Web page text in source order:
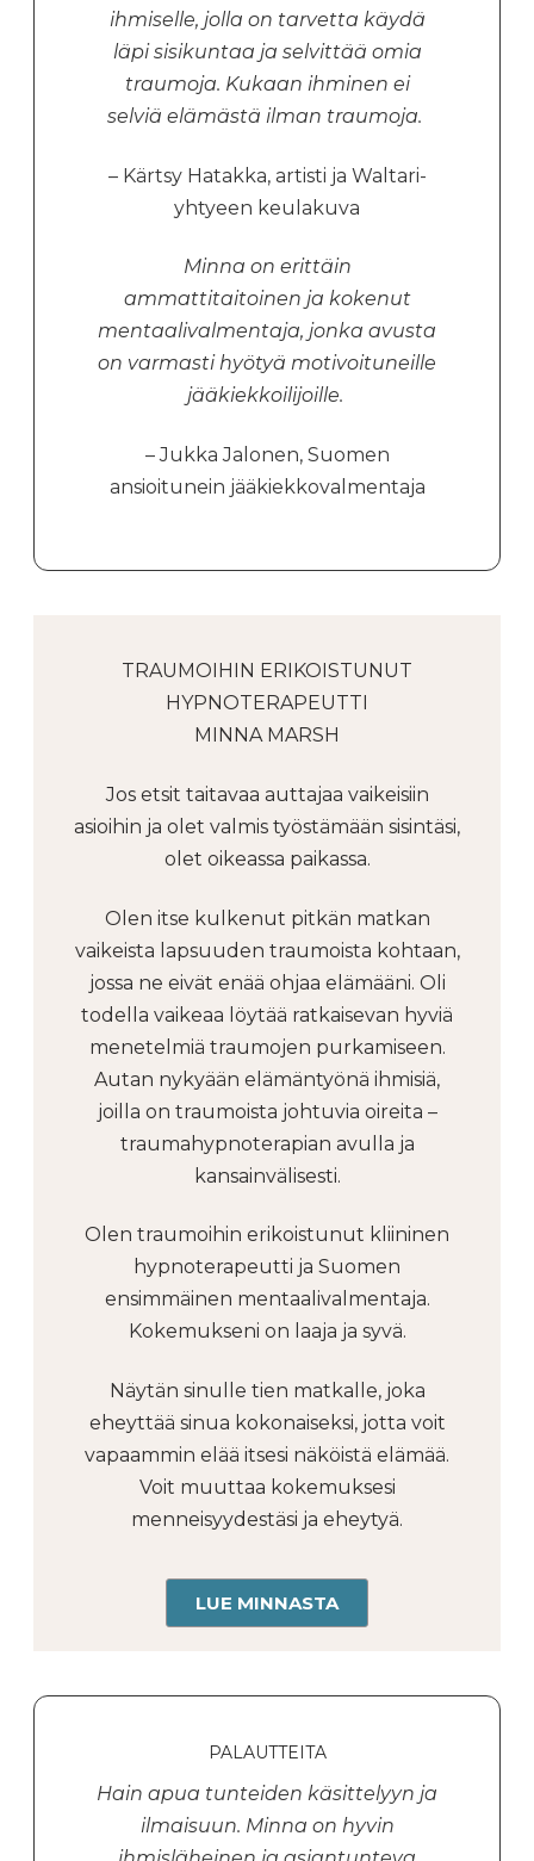
ihmiselle, jolla on tarvetta käydä
läpi sisikuntaa ja selvittää omia
traumoja. Kukaan ihminen ei
selviä elämästä ilman traumoja.
– Kärtsy Hatakka, artisti ja Waltari-
yhtyeen keulakuva
Minna on erittäin
ammattitaitoinen ja kokenut
mentaalivalmentaja, jonka avusta
on varmasti hyötyä motivoituneille
jääkiekkoilijoille.
– Jukka Jalonen, Suomen
ansioitunein jääkiekkovalmentaja
TRAUMOIHIN ERIKOISTUNUT
HYPNOTERAPEUTTI
MINNA MARSH
Jos etsit taitavaa auttajaa vaikeisiin
asioihin ja olet valmis työstämään sisintäsi,
olet oikeassa paikassa.
Olen itse kulkenut pitkän matkan
vaikeista lapsuuden traumoista kohtaan,
jossa ne eivät enää ohjaa elämääni. Oli
todella vaikeaa löytää ratkaisevan hyviä
menetelmiä traumojen purkamiseen.
Autan nykyään elämäntyönä ihmisiä,
joilla on traumoista johtuvia oireita –
traumahypnoterapian avulla ja
kansainvälisesti.
Olen traumoihin erikoistunut kliininen
hypnoterapeutti ja Suomen
ensimmäinen mentaalivalmentaja.
Kokemukseni on laaja ja syvä.
Näytän sinulle tien matkalle, joka
eheyttää sinua kokonaiseksi, jotta voit
vapaammin elää itsesi näköistä elämää.
Voit muuttaa kokemuksesi
menneisyydestäsi ja eheytyä.
LUE MINNASTA
PALAUTTEITA
Hain apua tunteiden käsittelyyn ja
ilmaisuun. Minna on hyvin